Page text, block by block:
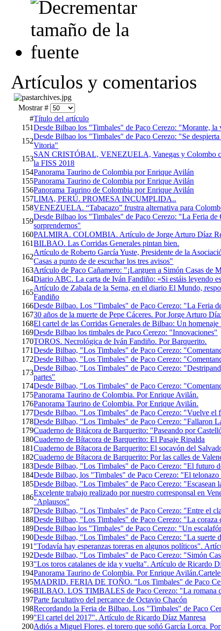
Artículos y comentarios
Mostrar #
#Título del artículo
151Desde Bilbao los "Timbales" de Paco Cerezo: "Morante, la
152
Desde Bilbao los "Timbales" de Paco Cerezo: "Se
Vitoria"
153
SAN CRISTÓBAL, VENEZUELA, Vanegas y Colombo
la FISS 2018
154Panorama Taurino de Colombia por Enrique Avilán
155Panorama Taurino de Colombia por Enrique Avilán
156Panorama Taurino de Colombia por Enrique Avilán
157LIMA, PERÚ. PROMESA INCUMPLIDA..
158VENEZUELA. “Tabacazo” frustra alternativa para
159
Desde Bilbao los "Timbales" de Paco Cerezo: "La Feria de
sorprendernos"
160PALMIRA. COLOMBIA. Artículo de Jorge Arturo Díaz
161BILBAO. Las Corridas Generales pintan bien.
162
Artículo de Roberto García Yuste, Presidente de la
Casas a punto de de escuchar los tres avisos"
163Artículo de Paco Cañamero: "¡Larguen a Simón Casas de
164Diario ABC. La carta de Iván Fandiño: «Si estáis leyendo
165
Artículo de Zabala de la Serna, en el diario El Mundo,
Fandiño
166Desde Bilbao. Los "Timbales" de Paco Cerezo: "La Feria
16730 años de la muerte de Pepe Cáceres. Por Jorge Arturo
168El cartel de las Corridas Generales de Bilbao: Un
169Desde Bilbao los timbales de Paco Cerezo: "Innovaciones"
170TOROS. Necrológica de Iván Fandiño. Por Barquerito.
171Desde Bilbao, "Los Timbales" de Paco Cerezo:
172Desde Bilbao, "Los Timbales" de Paco Cerezo:
173
Desde Bilbao, "Los Timbales" de Paco Cerezo:
partes"
174Desde Bilbao, "Los Timbales" de Paco Cerezo:
175Panorama Taurino de Colombia. Por Enrique Avilán.
176Panorama Taurino de Colombia. Por Enrique Avilán.
177Desde Bilbao. "Los Timbales" de Paco Cerezo: "Vuelve el
178Desde Bilbao, "Los Timbales" de Paco Cerezo: "Fallaron
179Cuaderno de Bitácora de Barquerito: "Paseando por
180Cuaderno de Bítacora de Barquerito: El Pasaje Ripalda
181Cuaderno de Bítacora de Barquerito: El socavón del
182Cuaderno de Bítacora de Barquerito: Por las calles de
183Desde Bilbao, "Los Timbales" de Paco Cerezo: "El futuro
184Desde Bilbao, los "Timbales" de Paco Cerezo: "El
185Desde Bilbao, "Los Timbales" de Paco Cerezo: "Escasean
186
Excelente trabajo realizado por nuestro corresponsal en
"Aplausos"
187Desde Bilbao, "Los Timbales" de Paco Cerezo: "Entre el
188Desde Bilbao, "Los Timbales" de Paco Cerezo: "La coraza
189Desde Bilbao los "Timbales" de Paco Cerezo: "Un
190Desde Bilbao, "Los Timbales" de Paco Cerezo: "La suerte
191 "Todavía hay esperanzas toreras en algunos políticos".
192Desde Bilbao, "Los Timbales" de Paco Cerezo: "Simón
193"Los toros catalanes de ida y vuelta". Artículo de Ricardo
194Panorama Taurino de Colombia. Por Enrique
195MADRID. FERIA DE TOÑO. "Los Timbales" de Paco
196BILBAO. LOS TIMBALES de Paco Cerezo: "La romana
197Parte facultativo del percance de Octavio Chacón
198Recordando la Feria de Bilbao. Los "Timbales" de Paco
199"El cartel del 2017". Artículo de Ricardo Díaz Manresa
200Adiós a Miguel Flores, el torero que soñó García Lorca.